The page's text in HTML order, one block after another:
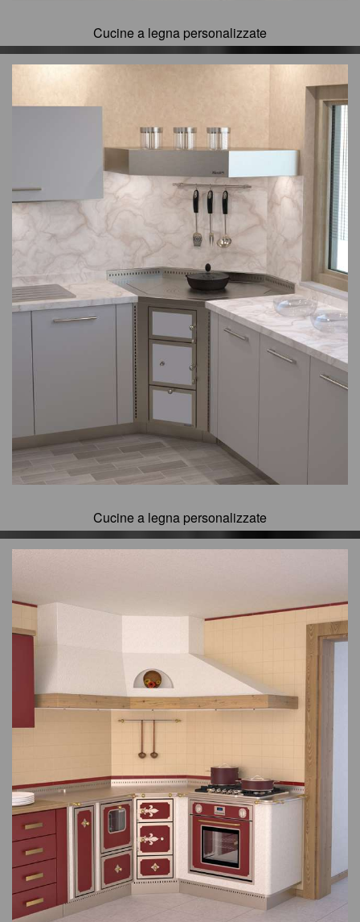
Cucine a legna personalizzate
Cucine a legna personalizzate